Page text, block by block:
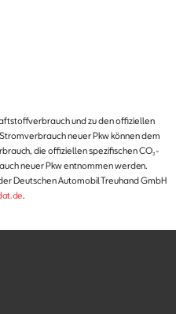
und zu den offiziellen
neuer Pkw können dem
die offiziellen spezifischen CO₂-
neuer Pkw entnommen werden.
Deutschen Automobil Treuhand GmbH
.